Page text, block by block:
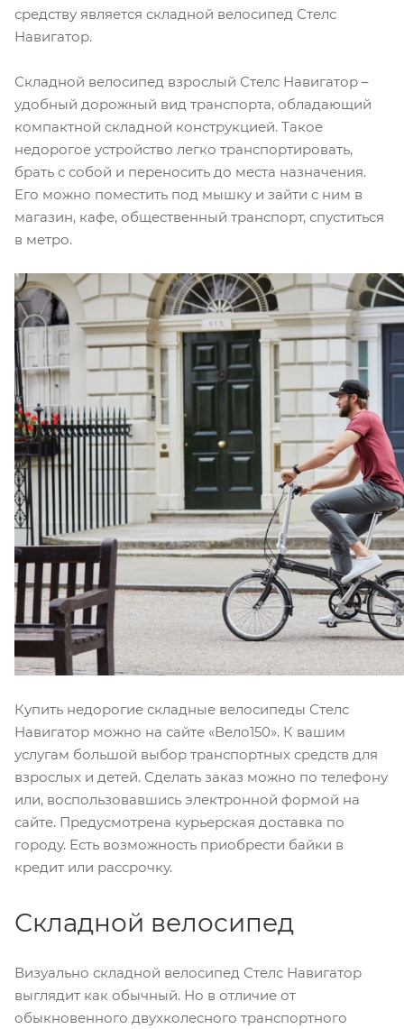
средству является складной велосипед Стелс
Навигатор.
Складной велосипед взрослый Стелс Навигатор –
удобный дорожный вид транспорта, обладающий
компактной складной конструкцией. Такое
недорогое устройство легко транспортировать,
брать с собой и переносить до места назначения.
Его можно поместить под мышку и зайти с ним в
магазин, кафе, общественный транспорт, спуститься
в метро.
Купить недорогие складные велосипеды Стелс
Навигатор можно на сайте «Вело150». К вашим
услугам большой выбор транспортных средств для
взрослых и детей. Сделать заказ можно по телефону
или, воспользовавшись электронной формой на
сайте. Предусмотрена курьерская доставка по
городу. Есть возможность приобрести байки в
кредит или рассрочку.
Складной велосипед
Визуально складной велосипед Стелс Навигатор
выглядит как обычный. Но в отличие от
обыкновенного двухколесного транспортного